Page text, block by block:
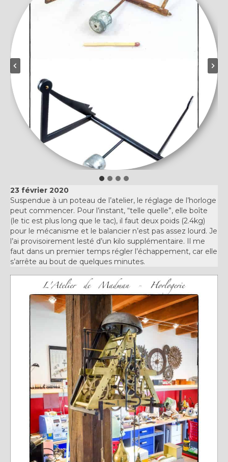
23 février 2020
Suspendue à un poteau de l’atelier, le réglage de l’horloge
peut commencer. Pour l’instant, “telle quelle”, elle boîte
(le tic est plus long que le tac), il faut deux poids (2.4kg)
pour le mécanisme et le balancier n’est pas assez lourd. Je
l’ai provisoirement lesté d’un kilo supplémentaire. Il me
faut dans un premier temps régler l’échappement, car elle
s’arrête au bout de quelques minutes.